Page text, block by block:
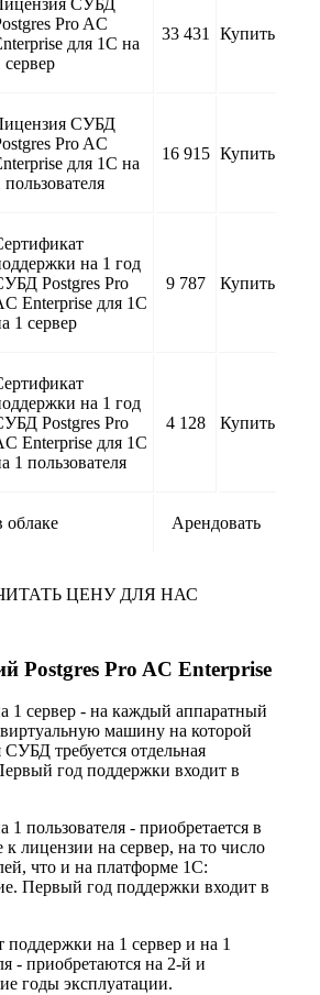
Pro AC
для 1C на
сервер
33 431 Купить
СУБД
Pro AC
для 1C на
пользователя
16 915 Купить
на 1 год
Postgres Pro
Enterprise для 1C
1 сервер
9 787 Купить
на 1 год
Postgres Pro
Enterprise для 1C
1 пользователя
4 128 Купить
облаке Арендовать
ЦЕНУ ДЛЯ НАС
Postgres Pro AC Enterprise
1 сервер - на каждый аппаратный
машину на которой
СУБД требуется отдельная
год поддержки входит в
1 пользователя - приобретается в
к лицензии на сервер, на то число
что и на платформе 1С:
Первый год поддержки входит в
поддержки на 1 сервер и на 1
- приобретаются на 2-й и
годы эксплуатации.